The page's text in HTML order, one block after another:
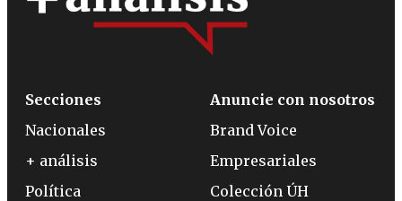
Secciones
Nacionales
+ análisis
Política
Anuncie con nosotros
Brand Voice
Empresariales
Colección ÚH